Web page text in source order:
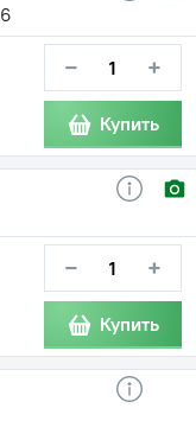
− +
Купить
− +
Купить